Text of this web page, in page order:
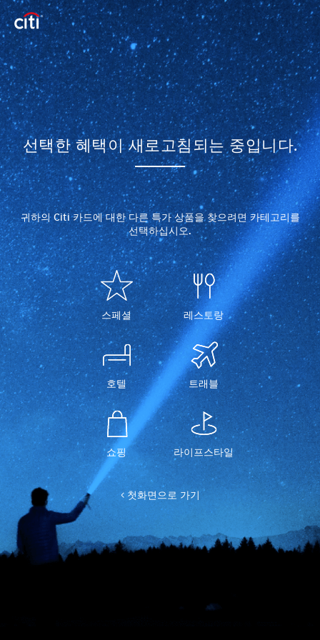
선택한 혜택이 새로고침되는 중입니다.
귀하의 Citi 카드에 대한 다른 특가 상품을 찾으려면 카테고리를
선택하십시오.
스페셜 레스토랑
호텔 트래블
쇼핑 라이프스타일
< 첫화면으로 가기